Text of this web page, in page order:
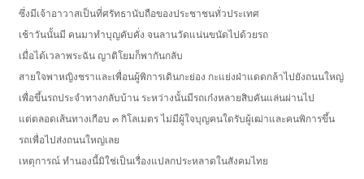
ซึ่งมีเจ้าอาวาสเป็นที่ศรัทธานับถือของประชาชนทั่วประเทศ
เช้าวันนั้นมี คนมาทำบุญคับคั่ง จนลานวัดแน่นขนัดไปด้วยรถ
เมื่อได้เวลาพระฉัน ญาติโยมก็พากันกลับ
สายใจพาหญิงชราและเพื่อนผู้พิการเดินกะย่อง กะแย่งฝ่าแดดกล้าไปยังถนนใหญ่
เพื่อขึ้นรถประจำทางกลับบ้าน ระหว่างนั้นมีรถเก๋งหลายสิบคันแล่นผ่านไป
แต่ตลอดเส้นทางเกือบ ๓ กิโลเมตร ไม่มีผู้ใจบุญคนใดรับผู้เฒ่าและคนพิการขึ้น
รถเพื่อไปส่งถนนใหญ่เลย
เหตุการณ์ ทำนองนี้มิใช่เป็นเรื่องแปลกประหลาดในสังคมไทย